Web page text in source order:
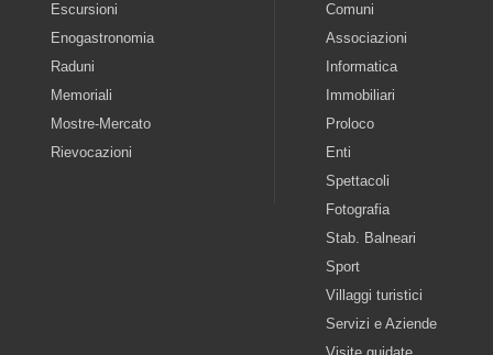
Escursioni
Enogastronomia
Raduni
Memoriali
Mostre-Mercato
Rievocazioni
Comuni
Associazioni
Informatica
Immobiliari
Proloco
Enti
Spettacoli
Fotografia
Stab. Balneari
Sport
Villaggi turistici
Servizi e Aziende